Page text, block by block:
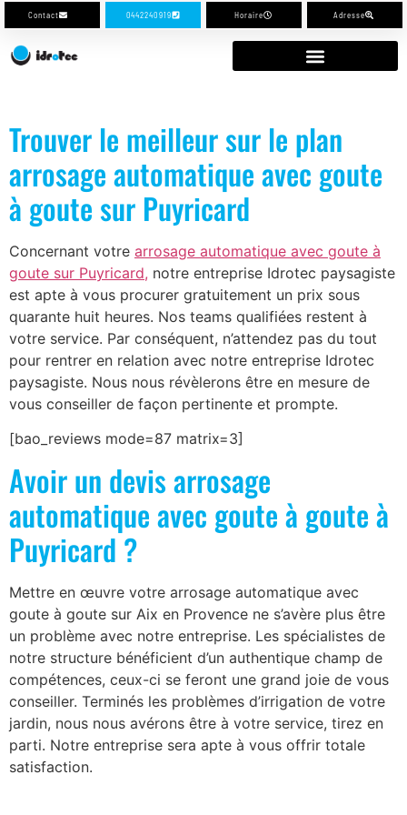
Contact 0442240919 Horaire Adresse
Trouver le meilleur sur le plan
arrosage automatique avec goute
à goute sur Puyricard
Concernant votre arrosage automatique avec goute à
goute sur Puyricard, notre entreprise Idrotec paysagiste
est apte à vous procurer gratuitement un prix sous
quarante huit heures. Nos teams qualifiées restent à
votre service. Par conséquent, n’attendez pas du tout
pour rentrer en relation avec notre entreprise Idrotec
paysagiste. Nous nous révèlerons être en mesure de
vous conseiller de façon pertinente et prompte.
[bao_reviews mode=87 matrix=3]
Avoir un devis arrosage
automatique avec goute à goute à
Puyricard ?
Mettre en œuvre votre arrosage automatique avec
goute à goute sur Aix en Provence ne s’avère plus être
un problème avec notre entreprise. Les spécialistes de
notre structure bénéficient d’un authentique champ de
compétences, ceux-ci se feront une grand joie de vous
conseiller. Terminés les problèmes d’irrigation de votre
jardin, nous nous avérons être à votre service, tirez en
parti. Notre entreprise sera apte à vous offrir totale
satisfaction.